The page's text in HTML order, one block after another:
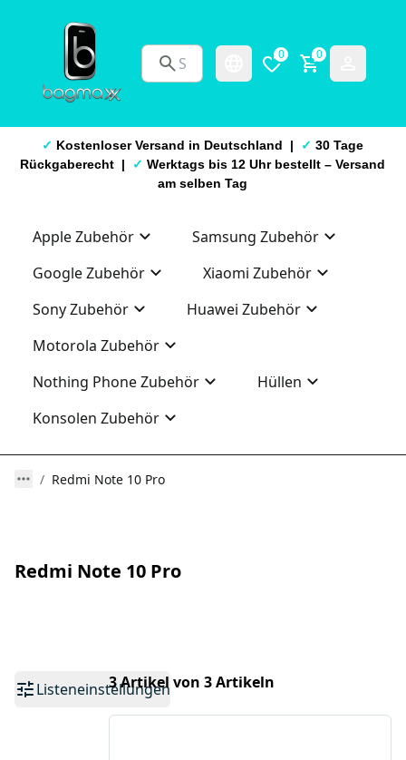
0 0
✓ Kostenloser Versand in Deutschland | ✓ 30 Tage
Rückgaberecht | ✓ Werktags bis 12 Uhr bestellt – Versand
am selben Tag
Apple Zubehör
Samsung Zubehör
Google Zubehör
Xiaomi Zubehör
Sony Zubehör
Huawei Zubehör
Motorola Zubehör
Nothing Phone Zubehör
Hüllen
Konsolen Zubehör
Redmi Note 10 Pro
Redmi Note 10 Pro
Listeneinstellungen3 Artikel von 3 Artikeln